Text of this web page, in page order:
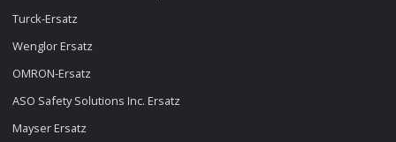
Turck-Ersatz
Wenglor Ersatz
OMRON-Ersatz
ASO Safety Solutions Inc. Ersatz
Mayser Ersatz